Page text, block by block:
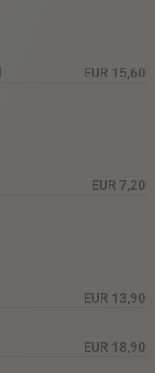
EUR 15,60
EUR 7,20
EUR 13,90
EUR 18,90